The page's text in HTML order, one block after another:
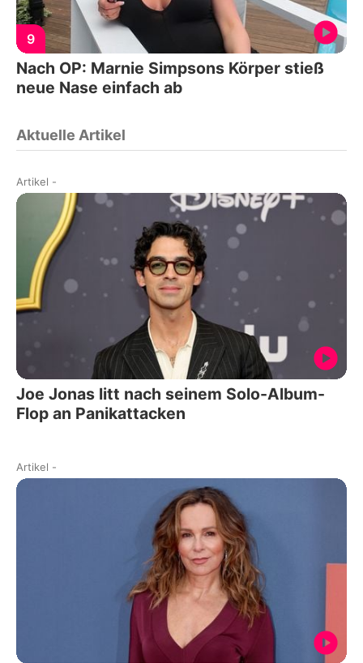
9
Nach OP: Marnie Simpsons Körper stieß
neue Nase einfach ab
Aktuelle Artikel
Artikel -
Joe Jonas litt nach seinem Solo-Album-
Flop an Panikattacken
Artikel -